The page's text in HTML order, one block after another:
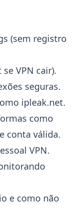
(sem registro
VPN cair).
seguras.
ipleak.net.
como
conta válida.
VPN.
e como não